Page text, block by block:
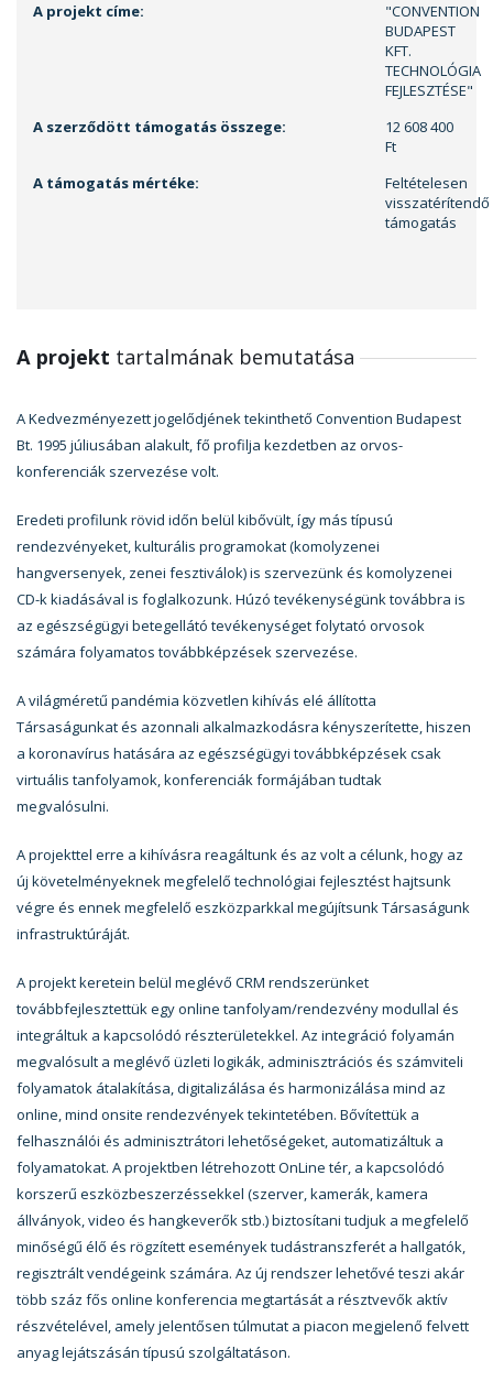
A projekt címe:
"CONVENTION
BUDAPEST
KFT.
TECHNOLÓGIA
FEJLESZTÉSE"
A szerződött támogatás összege:
12 608 400
Ft
A támogatás mértéke:
Feltételesen
visszatérítendő
támogatás
A projekt tartalmának bemutatása
A Kedvezményezett jogelődjének tekinthető Convention Budapest
Bt. 1995 júliusában alakult, fő profilja kezdetben az orvos-
konferenciák szervezése volt.
Eredeti profilunk rövid időn belül kibővült, így más típusú
rendezvényeket, kulturális programokat (komolyzenei
hangversenyek, zenei fesztiválok) is szervezünk és komolyzenei
CD-k kiadásával is foglalkozunk. Húzó tevékenységünk továbbra is
az egészségügyi betegellátó tevékenységet folytató orvosok
számára folyamatos továbbképzések szervezése.
A világméretű pandémia közvetlen kihívás elé állította
Társaságunkat és azonnali alkalmazkodásra kényszerítette, hiszen
a koronavírus hatására az egészségügyi továbbképzések csak
virtuális tanfolyamok, konferenciák formájában tudtak
megvalósulni.
A projekttel erre a kihívásra reagáltunk és az volt a célunk, hogy az
új követelményeknek megfelelő technológiai fejlesztést hajtsunk
végre és ennek megfelelő eszközparkkal megújítsunk Társaságunk
infrastruktúráját.
A projekt keretein belül meglévő CRM rendszerünket
továbbfejlesztettük egy online tanfolyam/rendezvény modullal és
integráltuk a kapcsolódó részterületekkel. Az integráció folyamán
megvalósult a meglévő üzleti logikák, adminisztrációs és számviteli
folyamatok átalakítása, digitalizálása és harmonizálása mind az
online, mind onsite rendezvények tekintetében. Bővítettük a
felhasználói és adminisztrátori lehetőségeket, automatizáltuk a
folyamatokat. A projektben létrehozott OnLine tér, a kapcsolódó
korszerű eszközbeszerzéssekkel (szerver, kamerák, kamera
állványok, video és hangkeverők stb.) biztosítani tudjuk a megfelelő
minőségű élő és rögzített események tudástranszferét a hallgatók,
regisztrált vendégeink számára. Az új rendszer lehetővé teszi akár
több száz fős online konferencia megtartását a résztvevők aktív
részvételével, amely jelentősen túlmutat a piacon megjelenő felvett
anyag lejátszásán típusú szolgáltatáson.